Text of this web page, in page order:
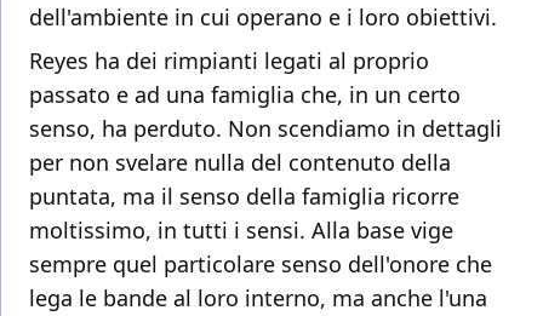
dell'ambiente in cui operano e i loro obiettivi.
Reyes ha dei rimpianti legati al proprio
passato e ad una famiglia che, in un certo
senso, ha perduto. Non scendiamo in dettagli
per non svelare nulla del contenuto della
puntata, ma il senso della famiglia ricorre
moltissimo, in tutti i sensi. Alla base vige
sempre quel particolare senso dell'onore che
lega le bande al loro interno, ma anche l'una